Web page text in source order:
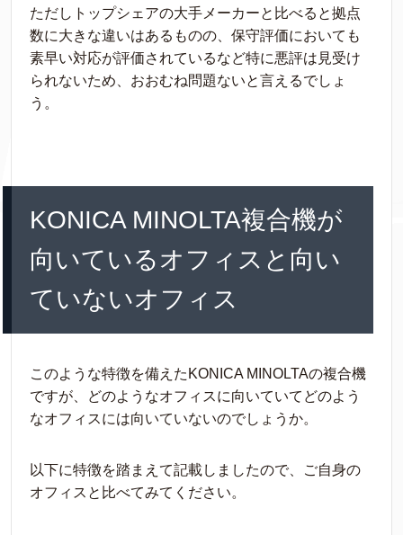
ただしトップシェアの大手メーカーと比べると拠点
数に大きな違いはあるものの、保守評価においても
素早い対応が評価されているなど特に悪評は見受け
られないため、おおむね問題ないと言えるでしょ
う。
KONICA MINOLTA複合機が
向いているオフィスと向い
ていないオフィス
このような特徴を備えたKONICA MINOLTAの複合機
ですが、どのようなオフィスに向いていてどのよう
なオフィスには向いていないのでしょうか。
以下に特徴を踏まえて記載しましたので、ご自身の
オフィスと比べてみてください。